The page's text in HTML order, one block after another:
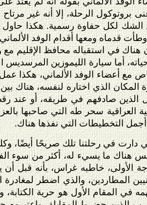
بروتوكول الرحلة، إلا أنه غير
الشك لكل حفاوة رسمية. هكذا
وطأت قدماه ومعها أقدام الوفد
في استقباله محافظ الإقليم مع
أما سيارة الليموزين المرسديس
مع أعضاء الوفد الألماني، هكذا
الذي اختاره لنفسه، هناك بين
الذين صادفهم في طريقه، أو عند
العراقية سحر طه التي صاحبها
التخطيطات التي نفذها هناك.
في رحلتنا تلك صريحًا أيضًا،
هناك ما يسيء له، أكثر من سوء
الأولى، خاطبه غراس، بأنه قبل
المطاردين، والذي اضطر
في المقام الأول هو حرية